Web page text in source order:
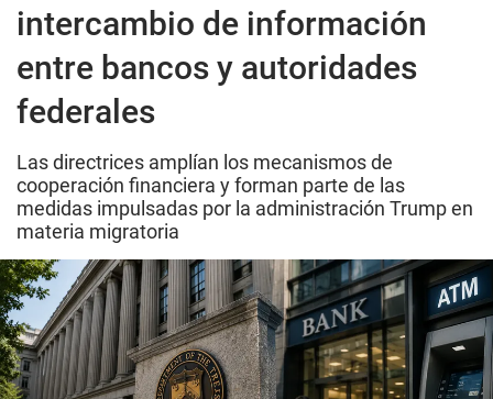
intercambio de información
entre bancos y autoridades
federales
Las directrices amplían los mecanismos de
cooperación financiera y forman parte de las
medidas impulsadas por la administración Trump en
materia migratoria